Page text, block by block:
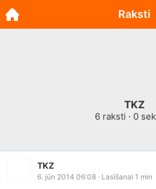
TKZ
6 raksti · 0
TKZ
6. jūn 2014 06:08 · Lasīšanai 1 min
Raksti